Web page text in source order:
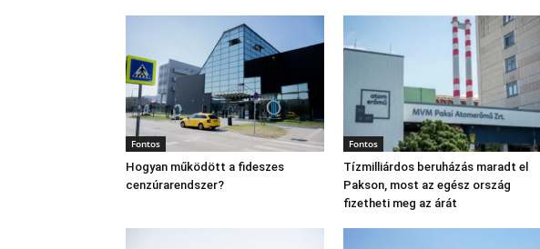
Fontos
Hogyan működött a fideszes
cenzúrarendszer?
Fontos
Tízmilliárdos beruházás maradt el
Pakson, most az egész ország
fizetheti meg az árát